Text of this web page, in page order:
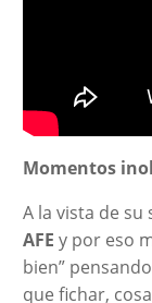
Momentos
A la vista de su
AFE y por eso
bien”
que fichar,